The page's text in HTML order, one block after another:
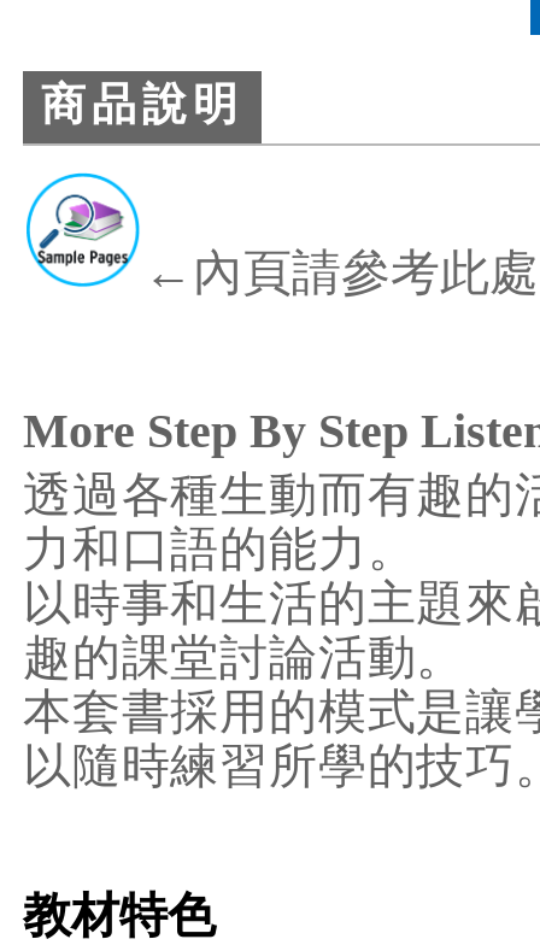
商品說明
←內頁請參考此
More Step By Step
透過各種生動而有趣的
力和口語的能力。
以時事和生活的主題來
趣的課堂討論活動。
本套書採用的模式是讓
以隨時練習所學的技巧
教材特色